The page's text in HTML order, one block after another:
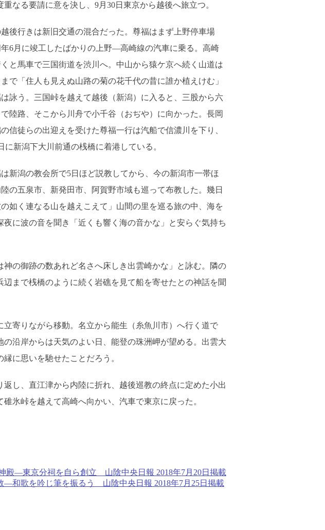
なる要請に意を決し、9月30日東京から越後へ旅立つ。
後行きは新旧交通の混合だった。尊福はまず上野停車場
6月に竣工したばかりの上野―高崎線の汽車に乗る。高崎
と馬車で三国街道を渋川へ。中山から猿ケ京へ続く山道は
で「住人も見えぬ山路の菊の花千代の昔に誰か植えけむ」
は詠う。三国峠を越えて越後（新潟）に入ると、三股から六
で陸路、そこから川舟で小千谷（おぢや）に向かった。長岡
信徒らの出迎えを受けた尊福一行は汽船で信濃川を下り、
に新潟下大川前通の桟橋に着港している。
新潟の教会所で5日ほど説教してから、今の新潟市一帯ほ
の五泉市、新発田市、阿賀野市域も巡って布教した。幾日
の如く連なる山を越えこえて」山間の里を巡る旅の中、海を
に波の音を聞き「近くも響く海の音かな」と安らぐ気持ち
の御跡の数あれど名さへ床しき出雲崎かな」と詠む。隣の
まで桟橋のように続く岩礁を見て船を寄せたとの神話を聞
寄りながら移動。名立から能生（糸魚川市）へ行く道で
沿岸からは天気のよい日、能登の珠洲岬が望める。出雲大
に思いを馳せたことだろう。
し、直江津から内陸に折れ、越後巡教の終点に定めた小出
氷峠を越えて高崎へ向かい、汽車で東京に戻った。
―東京分祠を自ら創立 山陰中央日報 2018年7月20日掲載
和歌を吟じ筆を振るう 山陰中央日報 2018年7月25日掲載